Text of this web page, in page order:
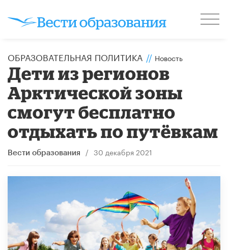
ОБРАЗОВАТЕЛЬНАЯ ПОЛИТИКА // Новость
Дети из регионов
Арктической зоны
смогут бесплатно
отдыхать по путёвкам
Вести образования / 30 декабря 2021